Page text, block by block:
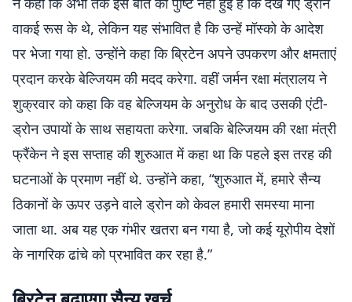
वाकई रूस के थे, लेकिन यह संभावित है कि उन्हें मॉस्को के आदेश
पर भेजा गया हो. उन्होंने कहा कि ब्रिटेन अपने उपकरण और क्षमताएं
प्रदान करके बेल्जियम की मदद करेगा. वहीं जर्मन रक्षा मंत्रालय ने
शुक्रवार को कहा कि वह बेल्जियम के अनुरोध के बाद उसकी एंटी-
ड्रोन उपायों के साथ सहायता करेगा. जबकि बेल्जियम की रक्षा मंत्री
फ्रैंकेन ने इस सप्ताह की शुरुआत में कहा था कि पहले इस तरह की
घटनाओं के प्रमाण नहीं थे. उन्होंने कहा, “शुरुआत में, हमारे सैन्य
ठिकानों के ऊपर उड़ने वाले ड्रोन को केवल हमारी समस्या माना
जाता था. अब यह एक गंभीर खतरा बन गया है, जो कई यूरोपीय देशों
के नागरिक ढांचे को प्रभावित कर रहा है.”